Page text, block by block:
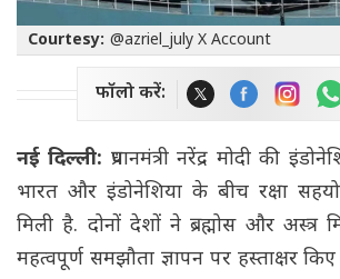
Courtesy: @azriel_july X Account
फॉलो करें:
नई दिल्ली: प्रधानमंत्री नरेंद्र मोदी की
भारत और इंडोनेशिया के बीच रक्षा
मिली है. दोनों देशों ने ब्रह्मोस और
महत्वपूर्ण समझौता ज्ञापन पर हस्ताक्षर